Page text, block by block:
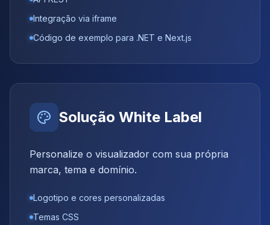
Integração via iframe
Código de exemplo para .NET e Next.js
Solução White Label
Personalize o visualizador com sua própria
marca, tema e domínio.
Logotipo e cores personalizadas
Temas CSS